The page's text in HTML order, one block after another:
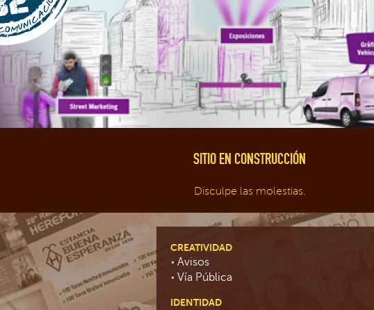
SITIO EN CONSTRUCCIÓN
Disculpe las molestias.
CREATIVIDAD
Avisos
Vía Pública
IDENTIDAD